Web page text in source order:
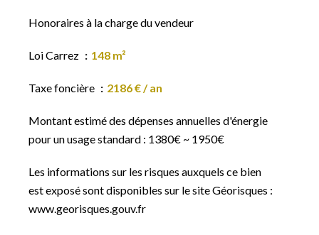
Honoraires à la charge du vendeur
Loi Carrez 148 m²
Taxe foncière 2186 € / an
Montant estimé des dépenses annuelles d'énergie
pour un usage standard : 1380€ ~ 1950€
Les informations sur les risques auxquels ce bien
est exposé sont disponibles sur le site Géorisques :
www.georisques.gouv.fr